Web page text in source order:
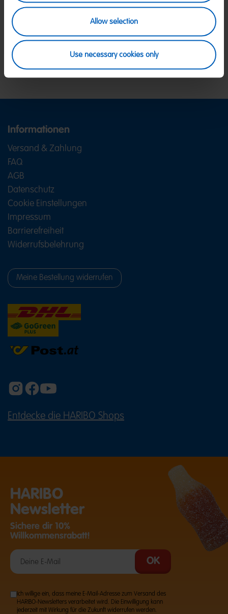
Allow selection
Use necessary cookies only
Rechnung, Visa, Mastercard
Ab 39 € innerhalb Deutschlands
Ab 79 € nach Österreich
Wir sind Mo-Fr von 08-18:00 Uhr für dich da.
2641 300 1001oder über unserKontaktformular.
Informationen
Versand & Zahlung
FAQ
AGB
Datenschutz
Cookie Einstellungen
Impressum
Barrierefreiheit
Widerrufsbelehrung
Meine Bestellung widerrufen
Entdecke die HARIBO Shops
HARIBO
Newsletter
Sichere dir 10%
Willkommensrabatt!
Ich willige ein, dass meine E-Mail-Adresse zum Versand des
HARIBO-Newsletters verarbeitet wird. Die Einwilligung kann
jederzeit mit Wirkung für die Zukunft widerrufen werden.